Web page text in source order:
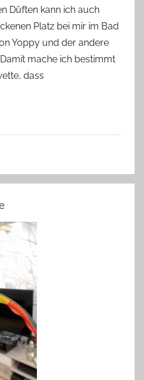
n
e
Düften kann ich auch
Platz bei mir im Bad
Yoppy und der andere
mache ich bestimmt
dass